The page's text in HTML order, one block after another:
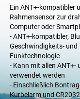
Ein ANT+-kompatibler
Rahmensensor zur
Computer oder
- ANT+-kompatibler,
Geschwindigkeits-
Funktechnologie
- Kann mit allen
verwendet werden
- Einschließlich
Kurbelarm und